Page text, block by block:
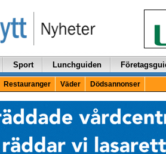
Sport Lunchguiden
Restauranger Väder Dödsannonser